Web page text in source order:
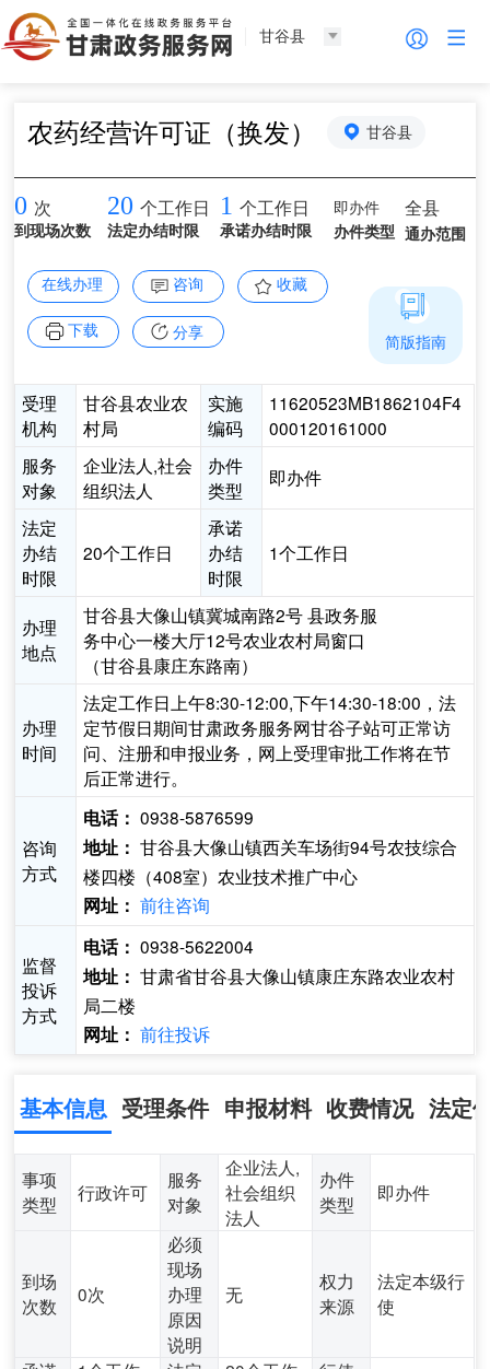
甘谷县
农药经营许可证（换发） 甘谷县
0 次
到现场次数
20 个工作日
法定办结时限
1 个工作日
承诺办结时限
即办件
办件类型
全县
通办范围
在线办理 咨询 收藏
下载 分享
受理
机构
甘谷县农业农
村局
实施
编码
11620523MB1862104F4
000120161000
服务
对象
企业法人,社会
组织法人
办件
类型
即办件
法定
办结
时限
20个工作日
承诺
办结
时限
1个工作日
办理
地点
甘谷县大像山镇冀城南路2号 县政务服
务中心一楼大厅12号农业农村局窗口
（甘谷县康庄东路南）
办理
时间
法定工作日上午8:30-12:00,下午14:30-18:00，法
定节假日期间甘肃政务服务网甘谷子站可正常访
问、注册和申报业务，网上受理审批工作将在节
后正常进行。
咨询
方式
电话： 0938-5876599
地址： 甘谷县大像山镇西关车场街94号农技综合
楼四楼（408室）农业技术推广中心
网址： 前往咨询
监督
投诉
方式
电话： 0938-5622004
地址： 甘肃省甘谷县大像山镇康庄东路农业农村
局二楼
网址： 前往投诉
简版指南
基本信息 受理条件 申报材料 收费情况 法定
事项
类型
行政许可
服务
对象
企业法人,
社会组织
法人
办件
类型
即办件
到场
次数
0次
必须
现场
办理
原因
说明
无
权力
来源
法定本级行
使